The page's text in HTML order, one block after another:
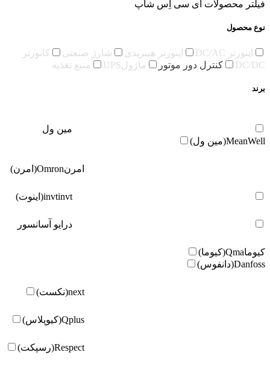
فیلتر محصولات آی سی اِس شاپ
نوع محصول
اینورتر DC/AC اینورتر هیبریدی شارژ صنعتی
کانورتر
DC/DC
کنترل دور موتور ماژولUPS منبع تغذیه
برند
مین ول
MeanWell(مین ول)
امرنOmron(امرن)
invtinvt(اینوت)
درایو آسانسور
کیوماQma(کیوما)
Danfoss(دانفوس)
next(نکست)
Qplus(کیوپلاس)
Respect(رسپکت)